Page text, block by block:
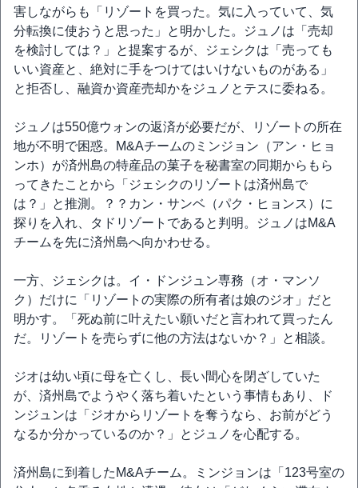
害しながらも「リゾートを買った。気に入っていて、気
分転換に使おうと思った」と明かした。ジュノは「売却
を検討しては？」と提案するが、ジェシクは「売っても
いい資産と、絶対に手をつけてはいけないものがある」
と拒否し、融資か資産売却かをジュノとテスに委ねる。
ジュノは550億ウォンの返済が必要だが、リゾートの所在
地が不明で困惑。M&Aチームのミンジョン（アン・ヒョ
ンホ）が済州島の特産品の菓子を秘書室の同期からもら
ってきたことから「ジェシクのリゾートは済州島で
は？」と推測。？？カン・サンベ（パク・ヒョンス）に
探りを入れ、タドリゾートであると判明。ジュノはM&A
チームを先に済州島へ向かわせる。
一方、ジェシクは。イ・ドンジュン専務（オ・マンソ
ク）だけに「リゾートの実際の所有者は娘のジオ」だと
明かす。「死ぬ前に叶えたい願いだと言われて買ったん
だ。リゾートを売らずに他の方法はないか？」と相談。
ジオは幼い頃に母を亡くし、長い間心を閉ざしていた
が、済州島でようやく落ち着いたという事情もあり、ド
ンジュンは「ジオからリゾートを奪うなら、お前がどう
なるか分かっているのか？」とジュノを心配する。
済州島に到着したM&Aチーム。ミンジョンは「123号室の